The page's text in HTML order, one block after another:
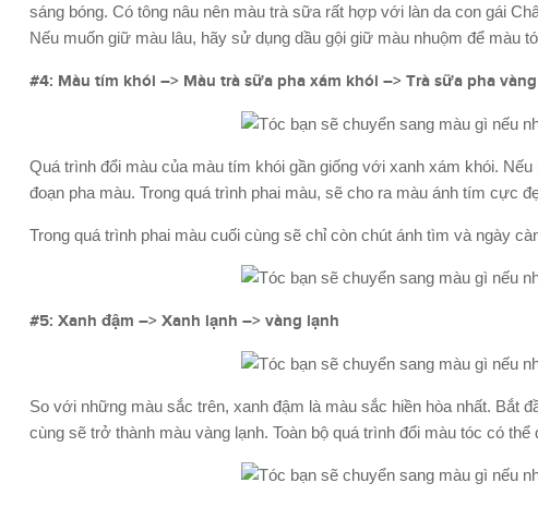
sáng bóng. Có tông nâu nên màu trà sữa rất hợp với làn da con gái
Nếu muốn giữ màu lâu, hãy sử dụng dầu gội giữ màu nhuộm để màu
#4: Màu tím khói –> Màu trà sữa pha xám khói –> Trà sữa pha vàng
Quá trình đổi màu của màu tím khói gần giống với xanh xám khói.
đoạn pha màu. Trong quá trình phai màu, sẽ cho ra màu ánh tím cực
Trong quá trình phai màu cuối cùng sẽ chỉ còn chút ánh tìm và ngày
#5: Xanh đậm –> Xanh lạnh –> vàng lạnh
So với những màu sắc trên, xanh đậm là màu sắc hiền hòa nhất. Bắt
cùng sẽ trở thành màu vàng lạnh. Toàn bộ quá trình đổi màu tóc có